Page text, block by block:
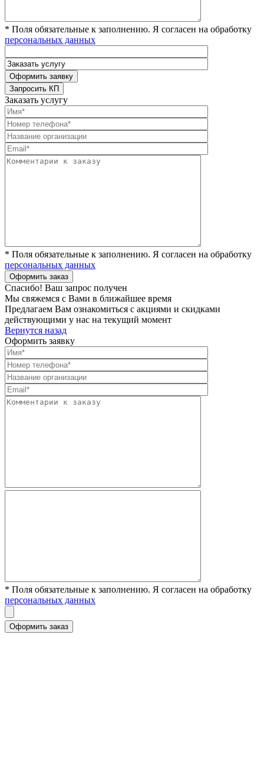
* Поля обязательные к заполнению. Я согласен на обработку
персональных данных
Заказать услугу
* Поля обязательные к заполнению. Я согласен на обработку
персональных данных
Спасибо! Ваш запрос получен
Мы свяжемся с Вами в ближайшее время
Предлагаем Вам ознакомиться с акциями и скидками
действующими у нас на текущий момент
Вернутся назад
Оформить заявку
* Поля обязательные к заполнению. Я согласен на обработку
персональных данных